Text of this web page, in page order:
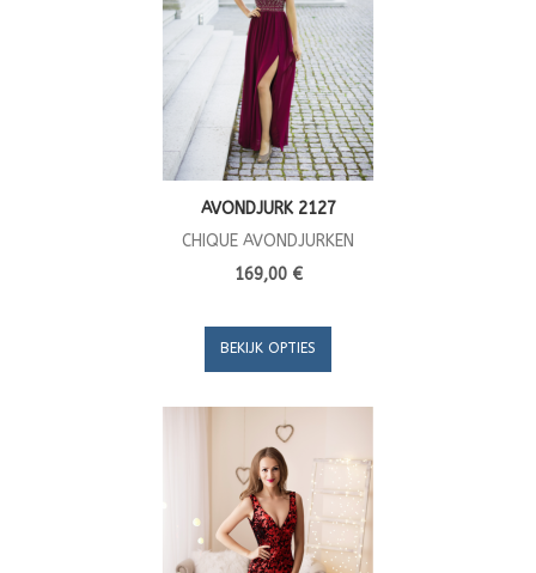
AVONDJURK 2127
CHIQUE AVONDJURKEN
169,00 €
BEKIJK OPTIES